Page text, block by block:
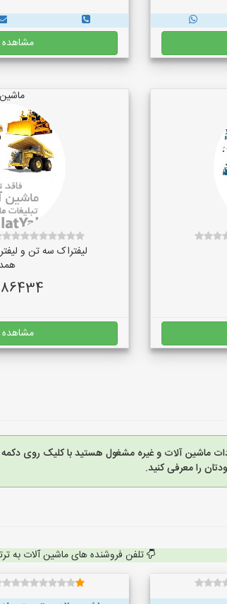
مشاهده
لیفتراک سه تن و
مشاهده
ماشین آلات و غیره مشغول هستید با کلیک روی دکمه
را معرفی کنید.
تلفن فروشنده های ماشین آلات به